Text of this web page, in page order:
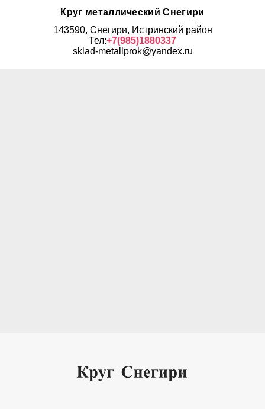
Круг металлический Снегири
143590, Снегири, Истринский район
Тел:+7(985)1880337
sklad-metallprok@yandex.ru